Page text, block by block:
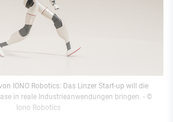
IONO Robotics: Das Linzer Start-up will die
in reale Industrieanwendungen bringen. - ©
Iono Robotics